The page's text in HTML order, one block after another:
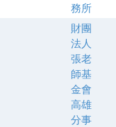
務所
財團
法人
張老
師基
金會
高雄
分事